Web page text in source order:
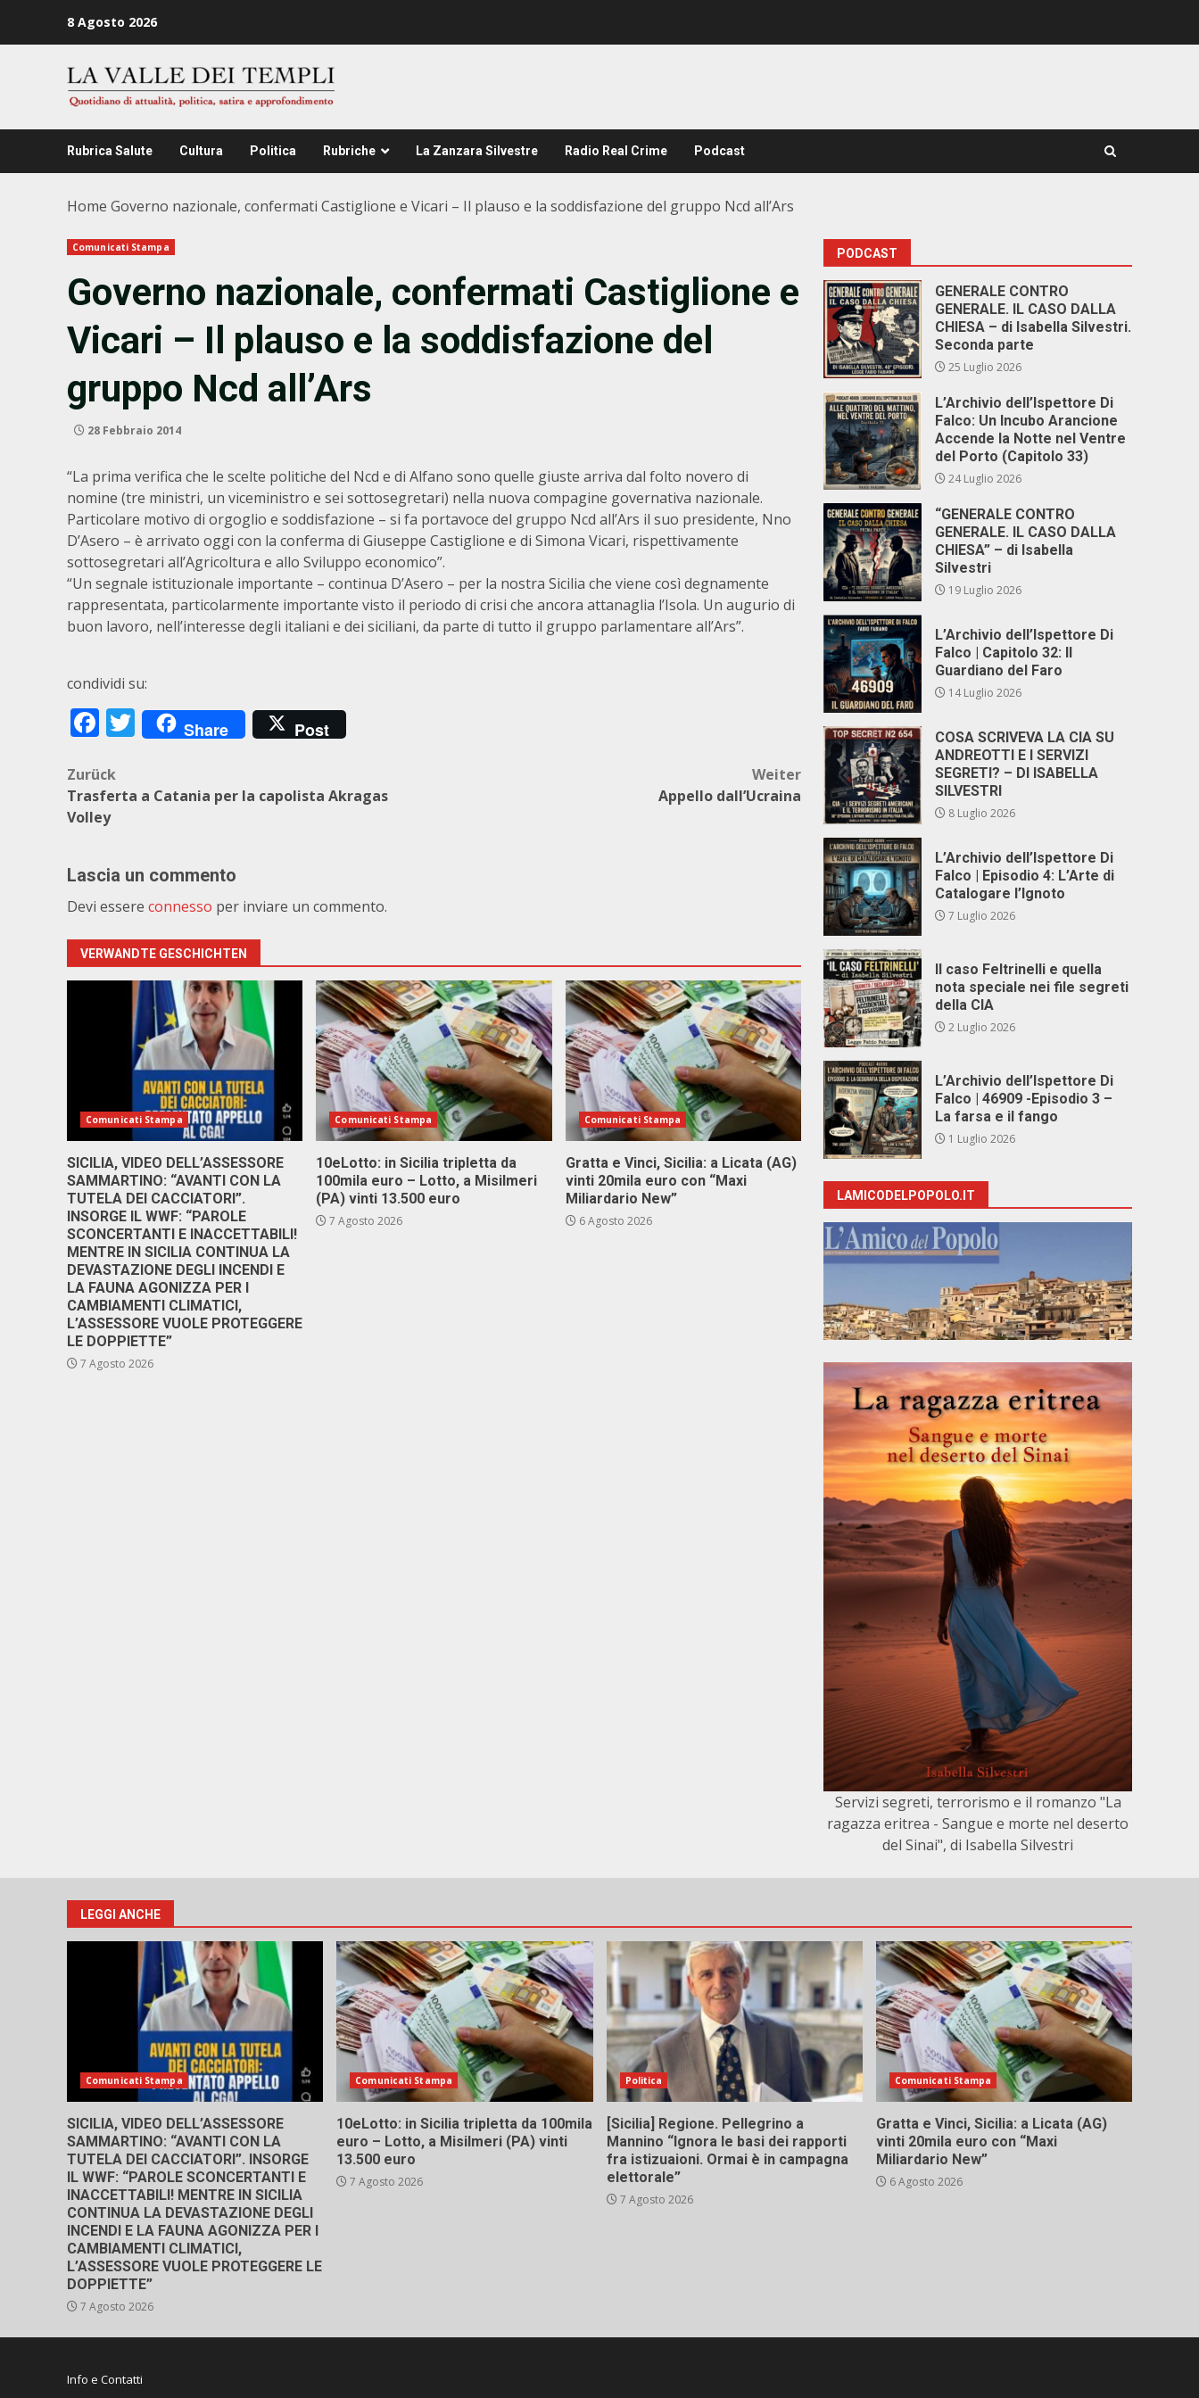
8 Agosto 2026
Rubrica Salute Cultura Politica Rubriche La Zanzara Silvestre Radio Real Crime Podcast
Home Governo nazionale, confermati Castiglione e Vicari – Il plauso e la soddisfazione del gruppo Ncd all’Ars
Comunicati Stampa
Governo nazionale, confermati Castiglione e
Vicari – Il plauso e la soddisfazione del
gruppo Ncd all’Ars
28 Febbraio 2014
“La prima verifica che le scelte politiche del Ncd e di Alfano sono quelle giuste arriva dal folto novero di
nomine (tre ministri, un viceministro e sei sottosegretari) nella nuova compagine governativa nazionale.
Particolare motivo di orgoglio e soddisfazione – si fa portavoce del gruppo Ncd all’Ars il suo presidente, Nno
D’Asero – è arrivato oggi con la conferma di Giuseppe Castiglione e di Simona Vicari, rispettivamente
sottosegretari all’Agricoltura e allo Sviluppo economico”.
“Un segnale istituzionale importante – continua D’Asero – per la nostra Sicilia che viene così degnamente
rappresentata, particolarmente importante visto il periodo di crisi che ancora attanaglia l’Isola. Un augurio di
buon lavoro, nell’interesse degli italiani e dei siciliani, da parte di tutto il gruppo parlamentare all’Ars”.
condividi su:
Facebook
Twitter
Share Post
Beitragsnavigation
Zurück
Trasferta a Catania per la capolista Akragas
Volley
Weiter
Appello dall’Ucraina
Lascia un commento
Devi essere connesso per inviare un commento.
VERWANDTE GESCHICHTEN
Comunicati Stampa
SICILIA, VIDEO DELL’ASSESSORE
SAMMARTINO: “AVANTI CON LA
TUTELA DEI CACCIATORI”.
INSORGE IL WWF: “PAROLE
SCONCERTANTI E INACCETTABILI!
MENTRE IN SICILIA CONTINUA LA
DEVASTAZIONE DEGLI INCENDI E
LA FAUNA AGONIZZA PER I
CAMBIAMENTI CLIMATICI,
L’ASSESSORE VUOLE PROTEGGERE
LE DOPPIETTE”
7 Agosto 2026
Comunicati Stampa
10eLotto: in Sicilia tripletta da
100mila euro – Lotto, a Misilmeri
(PA) vinti 13.500 euro
7 Agosto 2026
Comunicati Stampa
Gratta e Vinci, Sicilia: a Licata (AG)
vinti 20mila euro con “Maxi
Miliardario New”
6 Agosto 2026
PODCAST
GENERALE CONTRO
GENERALE. IL CASO DALLA
CHIESA – di Isabella Silvestri.
Seconda parte
25 Luglio 2026
L’Archivio dell’Ispettore Di
Falco: Un Incubo Arancione
Accende la Notte nel Ventre
del Porto (Capitolo 33)
24 Luglio 2026
“GENERALE CONTRO
GENERALE. IL CASO DALLA
CHIESA” – di Isabella
Silvestri
19 Luglio 2026
L’Archivio dell’Ispettore Di
Falco | Capitolo 32: Il
Guardiano del Faro
14 Luglio 2026
COSA SCRIVEVA LA CIA SU
ANDREOTTI E I SERVIZI
SEGRETI? – DI ISABELLA
SILVESTRI
8 Luglio 2026
L’Archivio dell’Ispettore Di
Falco | Episodio 4: L’Arte di
Catalogare l’Ignoto
7 Luglio 2026
Il caso Feltrinelli e quella
nota speciale nei file segreti
della CIA
2 Luglio 2026
L’Archivio dell’Ispettore Di
Falco | 46909 -Episodio 3 –
La farsa e il fango
1 Luglio 2026
LAMICODELPOPOLO.IT
Servizi segreti, terrorismo e il romanzo "La
ragazza eritrea - Sangue e morte nel deserto
del Sinai", di Isabella Silvestri
LEGGI ANCHE
Comunicati Stampa
SICILIA, VIDEO DELL’ASSESSORE
SAMMARTINO: “AVANTI CON LA
TUTELA DEI CACCIATORI”. INSORGE
IL WWF: “PAROLE SCONCERTANTI E
INACCETTABILI! MENTRE IN SICILIA
CONTINUA LA DEVASTAZIONE DEGLI
INCENDI E LA FAUNA AGONIZZA PER I
CAMBIAMENTI CLIMATICI,
L’ASSESSORE VUOLE PROTEGGERE LE
DOPPIETTE”
7 Agosto 2026
Comunicati Stampa
10eLotto: in Sicilia tripletta da 100mila
euro – Lotto, a Misilmeri (PA) vinti
13.500 euro
7 Agosto 2026
Politica
[Sicilia] Regione. Pellegrino a
Mannino “Ignora le basi dei rapporti
fra istizuaioni. Ormai è in campagna
elettorale”
7 Agosto 2026
Comunicati Stampa
Gratta e Vinci, Sicilia: a Licata (AG)
vinti 20mila euro con “Maxi
Miliardario New”
6 Agosto 2026
Info e Contatti